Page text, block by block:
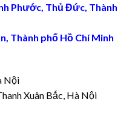
Phước, Thủ Đức, Thành
Thành phố Hồ Chí Minh
Nội
Xuân Bắc, Hà Nội